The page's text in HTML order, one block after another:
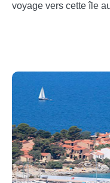
voyage vers cette île